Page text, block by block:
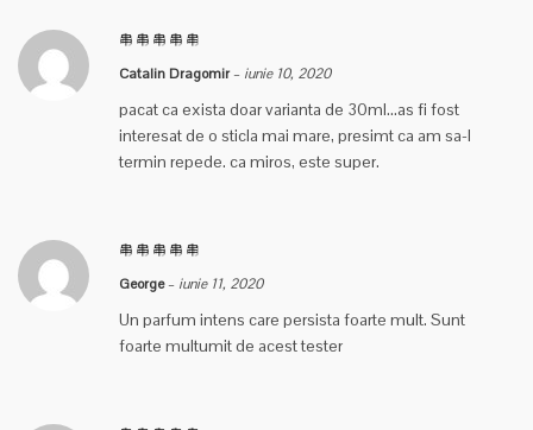
Catalin Dragomir– iunie 10, 2020
pacat ca exista doar varianta de 30ml…as fi fost
interesat de o sticla mai mare, presimt ca am sa-l
termin repede. ca miros, este super.
George– iunie 11, 2020
Un parfum intens care persista foarte mult. Sunt
foarte multumit de acest tester